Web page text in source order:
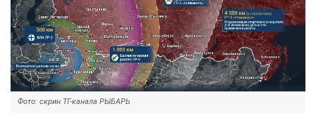
Фото: скрин ТГ-канала РЫБАРЬ